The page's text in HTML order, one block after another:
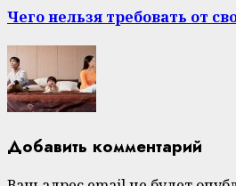
Чего нельзя требовать от
Добавить комментарий